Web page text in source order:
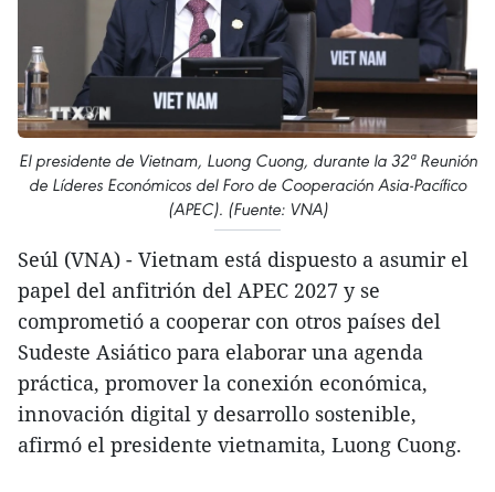
El presidente de Vietnam, Luong Cuong, durante la 32ª Reunión
de Líderes Económicos del Foro de Cooperación Asia-Pacífico
(APEC). (Fuente: VNA)
Seúl (VNA) - Vietnam está dispuesto a asumir el
papel del anfitrión del APEC 2027 y se
comprometió a cooperar con otros países del
Sudeste Asiático para elaborar una agenda
práctica, promover la conexión económica,
innovación digital y desarrollo sostenible,
afirmó el presidente vietnamita, Luong Cuong.